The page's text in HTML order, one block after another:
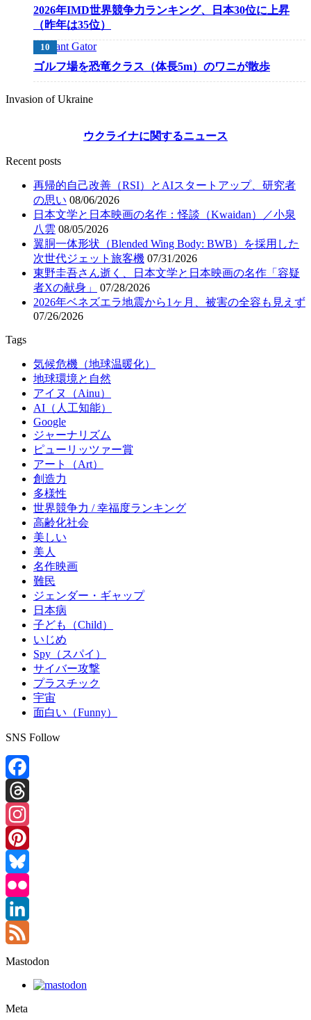
2026年IMD世界競争力ランキング、日本30位に上昇
（昨年は35位）
ゴルフ場を恐竜クラス（体長5m）のワニが散歩
Invasion of Ukraine
ウクライナに関するニュース
Recent posts
再帰的自己改善（RSI）とAIスタートアップ、研究者
の思い 08/06/2026
日本文学と日本映画の名作：怪談（Kwaidan）／小泉
八雲 08/05/2026
翼胴一体形状（Blended Wing Body: BWB）を採用した
次世代ジェット旅客機 07/31/2026
東野圭吾さん逝く、日本文学と日本映画の名作「容疑
者Xの献身」
07/28/2026
2026年ベネズエラ地震から1ヶ月、被害の全容も見えず
07/26/2026
Tags
気候危機（地球温暖化）
地球環境と自然
アイヌ（Ainu）
AI（人工知能）
Google
ジャーナリズム
ピューリッツァー賞
アート（Art）
創造力
多様性
世界競争力 / 幸福度ランキング
高齢化社会
美しい
美人
名作映画
難民
ジェンダー・ギャップ
日本病
子ども（Child）
いじめ
Spy（スパイ）
サイバー攻撃
プラスチック
宇宙
面白い（Funny）
SNS Follow
Facebook
Threads
Instagram
Pinterest
Bluesky
Flickr
LinkedIn
Feed
Mastodon
Meta